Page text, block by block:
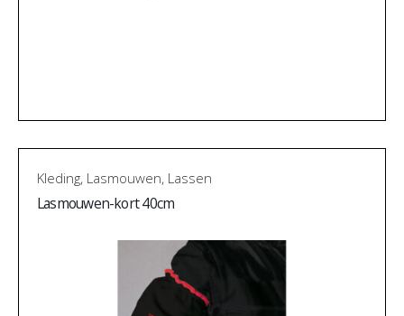
Kleding, Lasmouwen, Lassen
Lasmouwen-kort 40cm